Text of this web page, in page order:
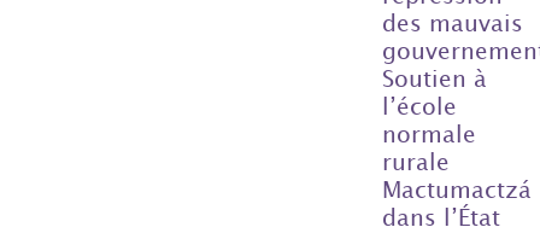
des mauvais
Soutien à
l’école
normale
rurale
Mactumactzá
dans l’État